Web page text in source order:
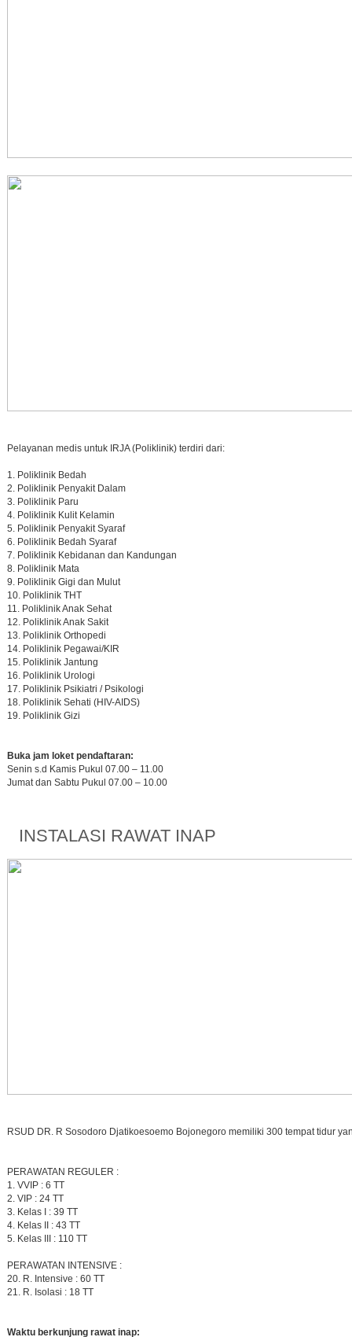
Pelayanan medis untuk IRJA (Poliklinik) terdiri dari:
Poliklinik Bedah
Poliklinik Penyakit Dalam
Poliklinik Paru
Poliklinik Kulit Kelamin
Poliklinik Penyakit Syaraf
Poliklinik Bedah Syaraf
Poliklinik Kebidanan dan Kandungan
Poliklinik Mata
Poliklinik Gigi dan Mulut
Poliklinik THT
Poliklinik Anak Sehat
Poliklinik Anak Sakit
Poliklinik Orthopedi
Poliklinik Pegawai/KIR
Poliklinik Jantung
Poliklinik Urologi
Poliklinik Psikiatri / Psikologi
Poliklinik Sehati (HIV-AIDS)
Poliklinik Gizi
Buka jam loket pendaftaran:
Senin s.d Kamis Pukul 07.00 – 11.00
Jumat dan Sabtu Pukul 07.00 – 10.00
INSTALASI RAWAT INAP
RSUD DR. R Sosodoro Djatikoesoemo Bojonegoro memiliki 300 tempat tidur
PERAWATAN REGULER :
VVIP : 6 TT
VIP : 24 TT
Kelas I : 39 TT
Kelas II : 43 TT
Kelas III : 110 TT
PERAWATAN INTENSIVE :
R. Intensive : 60 TT
R. Isolasi : 18 TT
Waktu berkunjung rawat inap: